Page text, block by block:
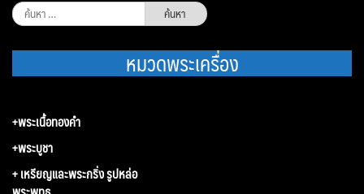
ค้นหา
สำหรับ:
หมวดพระเครื่อง
+พระเนื้อทองคำ
+พระบูชา
+ เหรียญและพระกริ่ง รูปหล่อ